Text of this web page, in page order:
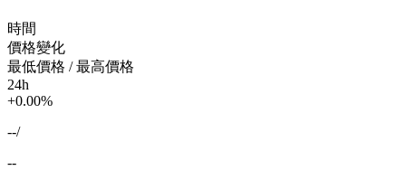
時間
價格變化
最低價格 / 最高價格
24h
+0.00%
--/
--